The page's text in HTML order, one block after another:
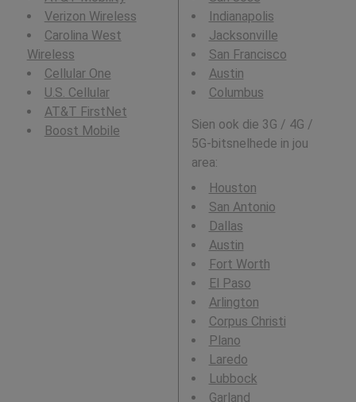
Verizon Wireless
Carolina West
Wireless
Cellular One
U.S. Cellular
AT&T FirstNet
Boost Mobile
Indianapolis
Jacksonville
San Francisco
Austin
Columbus
Sien ook die 3G / 4G /
5G-bitsnelhede in jou
area:
Houston
San Antonio
Dallas
Austin
Fort Worth
El Paso
Arlington
Corpus Christi
Plano
Laredo
Lubbock
Garland